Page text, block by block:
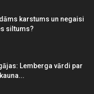
karstums un negaisi
siltums?
Lemberga vārdi par